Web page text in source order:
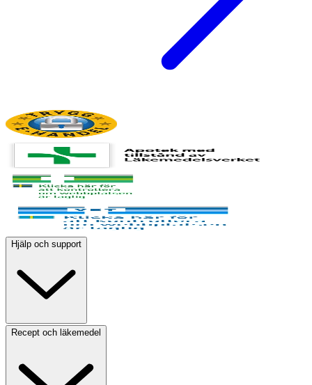
Hjälp och support
Recept och läkemedel